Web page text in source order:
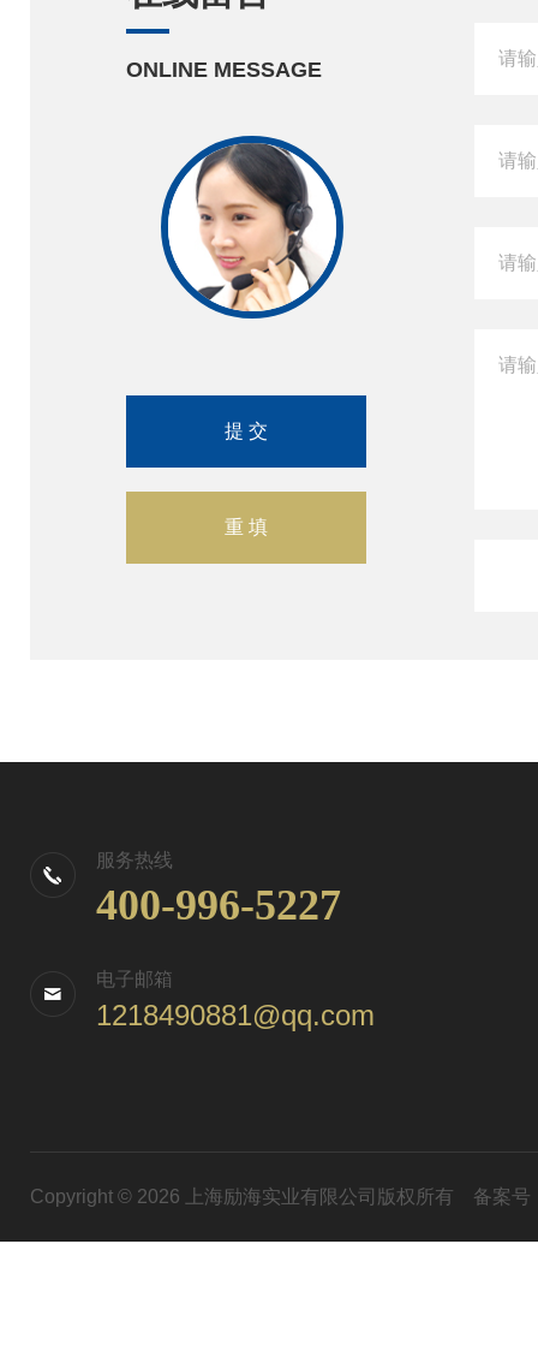
ONLINE MESSAGE
服务热线
400-996-5227
电子邮箱
1218490881@qq.com
Copyright © 2026 上海励海实业有限公司版权所有 备案号